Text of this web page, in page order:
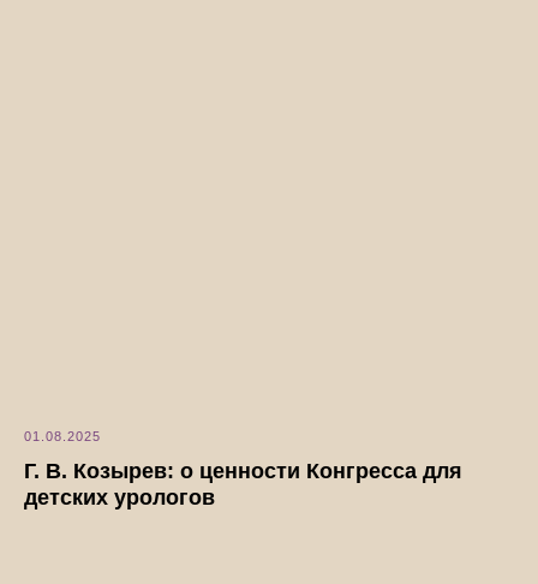
01.08.2025
Г. В. Козырев: о ценности Конгресса для
детских урологов